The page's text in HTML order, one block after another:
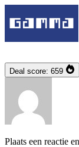
Deal score: 659
Plaats een reactie